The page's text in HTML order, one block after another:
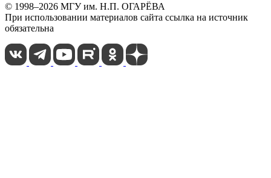
© 1998–2026 МГУ им. Н.П. ОГАРЁВА
При использовании материалов сайта ссылка на источник
обязательна